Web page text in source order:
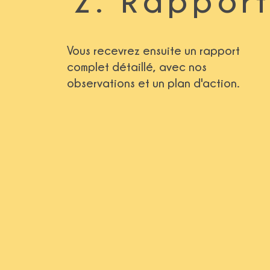
Vous recevrez ensuite un rapport
complet détaillé, avec nos
observations et un plan d'action.